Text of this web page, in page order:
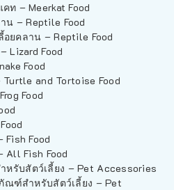
ท – Meerkat Food
น – Reptile Food
อยคลาน – Reptile Food
Lizard Food
Food
Turtle and Tortoise Food
Food
Fish Food
All Fish Food
รับสัตว์เลี้ยง – Pet Accessories
ฑ์สำหรับสัตว์เลี้ยง – Pet